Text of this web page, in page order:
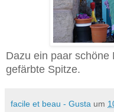
Dazu ein paar schöne
gefärbte Spitze.
facile et beau - Gusta um